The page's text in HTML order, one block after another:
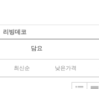
리빙데코
담요
최신순 낮은가격